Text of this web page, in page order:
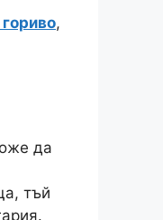
,
да
тъй